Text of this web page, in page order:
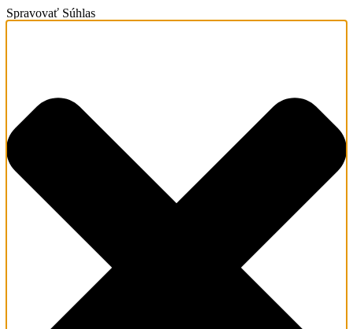
Spravovať Súhlas